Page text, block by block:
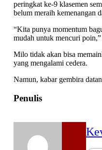
peringkat ke-9 klasemen
belum meraih kemenangan
“Kita punya momentum
mudah untuk mencuri
Milo tidak akan bisa
yang mengalami cedera.
Namun, kabar gembira
Penulis